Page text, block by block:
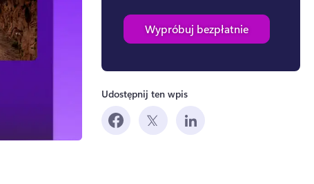
Wypróbuj bezpłatnie
Udostępnij ten wpis